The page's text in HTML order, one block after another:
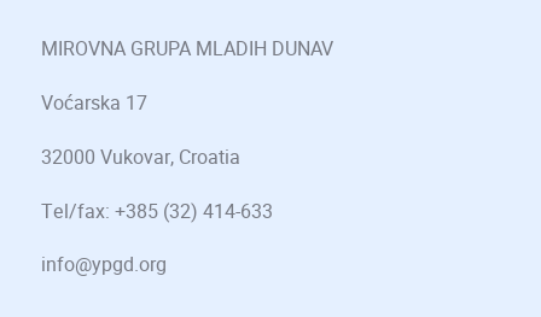
MIROVNA GRUPA MLADIH DUNAV
Voćarska 17
32000 Vukovar, Croatia
Tel/fax: +385 (32) 414-633
info@ypgd.org